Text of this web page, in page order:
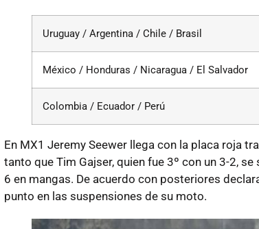
Uruguay / Argentina / Chile / Brasil
México / Honduras / Nicaragua / El Salvador
Colombia / Ecuador / Perú
En MX1 Jeremy Seewer llega con la placa roja
tanto que Tim Gajser, quien fue 3º con un 3-2,
6 en mangas. De acuerdo con posteriores
punto en las suspensiones de su moto.